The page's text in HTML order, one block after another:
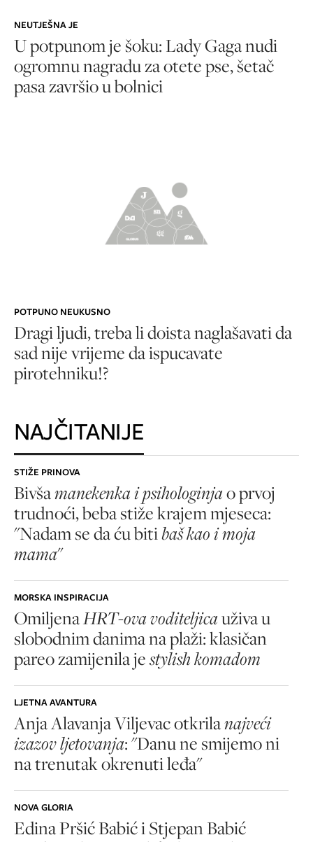
NEUTJEŠNA JE
U potpunom je šoku: Lady Gaga nudi
ogromnu nagradu za otete pse, šetač
pasa završio u bolnici
POTPUNO NEUKUSNO
Dragi ljudi, treba li doista naglašavati da
sad nije vrijeme da ispucavate
pirotehniku!?
NAJČITANIJE
STIŽE PRINOVA
Bivšamanekenka i psihologinjao prvoj
trudnoći, beba stiže krajem mjeseca:
"Nadam se da ću bitibaš kao i moja
mama"
MORSKA INSPIRACIJA
OmiljenaHRT-ova voditeljicauživa u
slobodnim danima na plaži: klasičan
pareo zamijenila jestylish komadom
LJETNA AVANTURA
Anja Alavanja Viljevac otkrilanajveći
izazov ljetovanja: "Danu ne smijemo ni
na trenutak okrenuti leđa"
NOVA GLORIA
Edina Pršić Babić i Stjepan Babić